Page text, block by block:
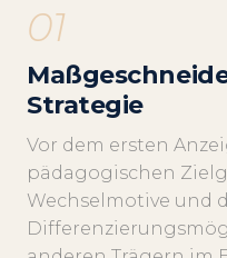
01
Strategie
Vor dem ersten
pädagogischen
Wechselmotive und